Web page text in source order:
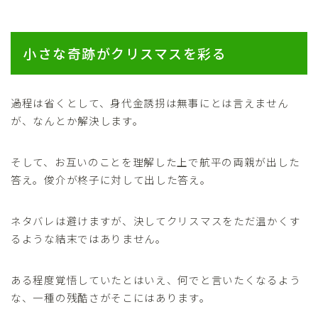
小さな奇跡がクリスマスを彩る
過程は省くとして、身代金誘拐は無事にとは言えません
が、なんとか解決します。
そして、お互いのことを理解した上で航平の両親が出した
答え。俊介が柊子に対して出した答え。
ネタバレは避けますが、決してクリスマスをただ温かくす
るような結末ではありません。
ある程度覚悟していたとはいえ、何でと言いたくなるよう
な、一種の残酷さがそこにはあります。